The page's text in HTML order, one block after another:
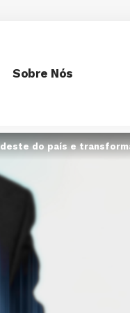
Sobre Nós
do país e